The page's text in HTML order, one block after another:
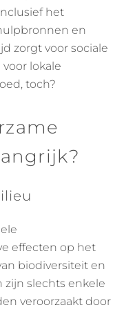
het
en
zorgt voor sociale
lokale
toch?
effecten op het
biodiversiteit en
zijn slechts enkele
veroorzaakt door